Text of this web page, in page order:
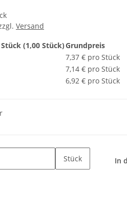
Versand
(1,00 Stück)Grundpreis
7,37 € pro Stück
7,14 € pro Stück
6,92 € pro Stück
Stück In